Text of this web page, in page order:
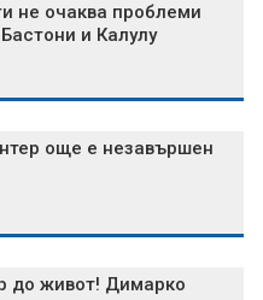
не очаква проблеми
и Калулу
още е незавършен
до живот! Димарко